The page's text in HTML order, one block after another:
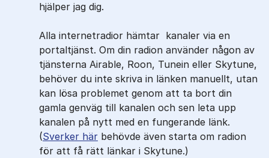
hjälper jag dig.
Alla internetradior hämtar kanaler via en
portaltjänst. Om din radion använder någon av
tjänsterna Airable, Roon, Tunein eller Skytune,
behöver du inte skriva in länken manuellt, utan
kan lösa problemet genom att ta bort din
gamla genväg till kanalen och sen leta upp
kanalen på nytt med en fungerande länk.
(Sverker här behövde även starta om radion
för att få rätt länkar i Skytune.)